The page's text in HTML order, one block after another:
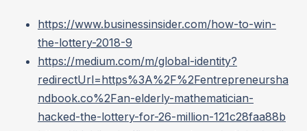
https://www.businessinsider.com/how-to-win-
the-lottery-2018-9
https://medium.com/m/global-identity?
redirectUrl=https%3A%2F%2Fentrepreneursha
ndbook.co%2Fan-elderly-mathematician-
hacked-the-lottery-for-26-million-121c28faa88b